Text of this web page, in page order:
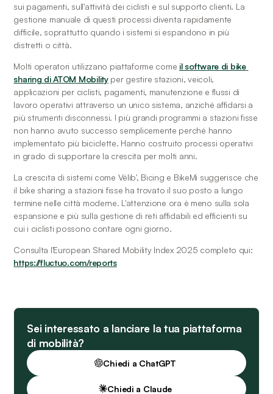
sui pagamenti, sull'attività dei ciclisti e sul supporto clienti. La
gestione manuale di questi processi diventa rapidamente
difficile, soprattutto quando i sistemi si espandono in più
distretti o città.
Molti operatori utilizzano piattaforme come il software di bike
sharing di ATOM Mobility per gestire stazioni, veicoli,
applicazioni per ciclisti, pagamenti, manutenzione e flussi di
lavoro operativi attraverso un unico sistema, anziché affidarsi a
più strumenti disconnessi. I più grandi programmi a stazioni fisse
non hanno avuto successo semplicemente perché hanno
implementato più biciclette. Hanno costruito processi operativi
in grado di supportare la crescita per molti anni.
La crescita di sistemi come Vélib', Bicing e BikeMi suggerisce che
il bike sharing a stazioni fisse ha trovato il suo posto a lungo
termine nelle città moderne. L'attenzione ora è meno sulla sola
espansione e più sulla gestione di reti affidabili ed efficienti su
cui i ciclisti possono contare ogni giorno.
https://fluctuo.com/reports
Sei interessato a lanciare la tua piattaforma
di mobilità?
Chiedi a ChatGPT
Chiedi a Claude